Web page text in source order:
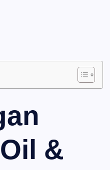
&